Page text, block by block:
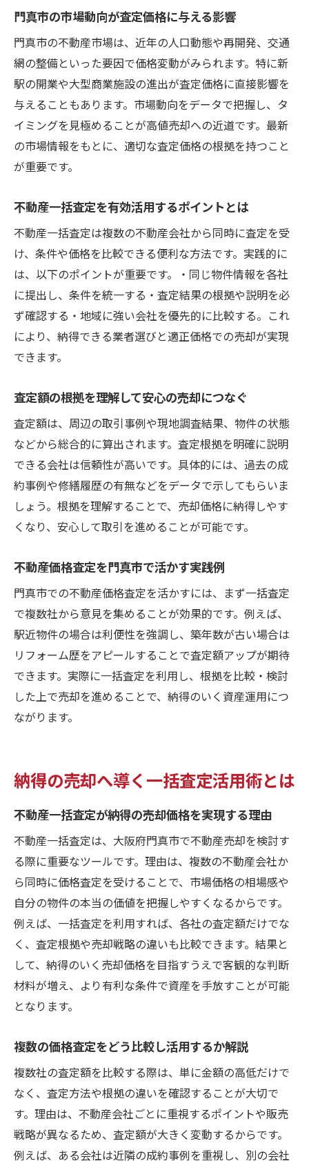
門真市の市場動向が査定価格に与える影響
門真市の不動産市場は、近年の人口動態や再開発、交通
網の整備といった要因で価格変動がみられます。特に新
駅の開業や大型商業施設の進出が査定価格に直接影響を
与えることもあります。市場動向をデータで把握し、タ
イミングを見極めることが高値売却への近道です。最新
の市場情報をもとに、適切な査定価格の根拠を持つこと
が重要です。
不動産一括査定を有効活用するポイントとは
不動産一括査定は複数の不動産会社から同時に査定を受
け、条件や価格を比較できる便利な方法です。実践的に
は、以下のポイントが重要です。・同じ物件情報を各社
に提出し、条件を統一する・査定結果の根拠や説明を必
ず確認する・地域に強い会社を優先的に比較する。これ
により、納得できる業者選びと適正価格での売却が実現
できます。
査定額の根拠を理解して安心の売却につなぐ
査定額は、周辺の取引事例や現地調査結果、物件の状態
などから総合的に算出されます。査定根拠を明確に説明
できる会社は信頼性が高いです。具体的には、過去の成
約事例や修繕履歴の有無などをデータで示してもらいま
しょう。根拠を理解することで、売却価格に納得しやす
くなり、安心して取引を進めることが可能です。
不動産価格査定を門真市で活かす実践例
門真市での不動産価格査定を活かすには、まず一括査定
で複数社から意見を集めることが効果的です。例えば、
駅近物件の場合は利便性を強調し、築年数が古い場合は
リフォーム歴をアピールすることで査定額アップが期待
できます。実際に一括査定を利用し、根拠を比較・検討
した上で売却を進めることで、納得のいく資産運用につ
ながります。
納得の売却へ導く一括査定活用術とは
不動産一括査定が納得の売却価格を実現する理由
不動産一括査定は、大阪府門真市で不動産売却を検討す
る際に重要なツールです。理由は、複数の不動産会社か
ら同時に価格査定を受けることで、市場価格の相場感や
自分の物件の本当の価値を把握しやすくなるからです。
例えば、一括査定を利用すれば、各社の査定額だけでな
く、査定根拠や売却戦略の違いも比較できます。結果と
して、納得のいく売却価格を目指すうえで客観的な判断
材料が増え、より有利な条件で資産を手放すことが可能
となります。
複数の価格査定をどう比較し活用するか解説
複数社の査定額を比較する際は、単に金額の高低だけで
なく、査定方法や根拠の違いを確認することが大切で
す。理由は、不動産会社ごとに重視するポイントや販売
戦略が異なるため、査定額が大きく変動するからです。
例えば、ある会社は近隣の成約事例を重視し、別の会社